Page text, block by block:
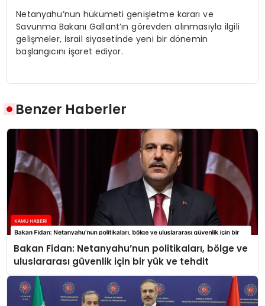
Netanyahu’nun hükümeti genişletme kararı ve
Savunma Bakanı Gallant’ın görevden alınmasıyla ilgili
gelişmeler, İsrail siyasetinde yeni bir dönemin
başlangıcını işaret ediyor.
Benzer Haberler
Bakan Fidan: Netanyahu’nun politikaları, bölge ve
uluslararası güvenlik için bir yük ve tehdit